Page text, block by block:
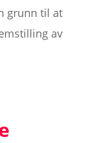
grunn til at
av